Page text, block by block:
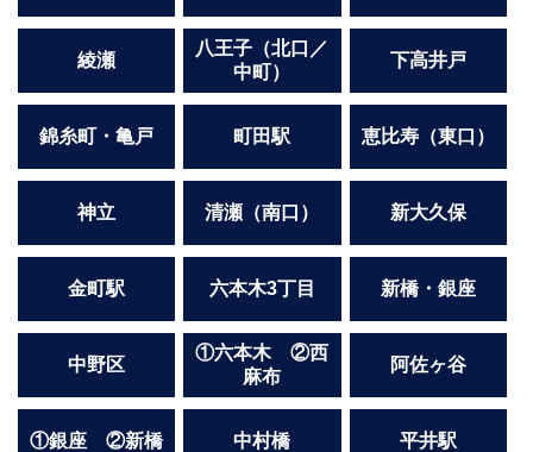
綾瀬
八王子（北口／
中町）
下高井戸
錦糸町・亀戸 町田駅 恵比寿（東口）
神立 清瀬（南口） 新大久保
金町駅 六本木3丁目 新橋・銀座
中野区
①六本木 ②西
麻布
阿佐ヶ谷
①銀座 ②新橋 中村橋 平井駅